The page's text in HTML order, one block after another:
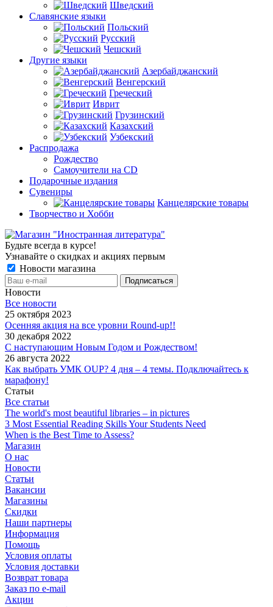
Шведский
Славянские языки
Польский
Русский
Чешский
Другие языки
Азербайджанский
Венгерский
Греческий
Иврит
Грузинский
Казахский
Узбекский
Распродажа
Рождество
Самоучители на CD
Подарочные издания
Сувениры
Канцелярские товары
Творчество и Хобби
Будьте всегда в курсе!
Узнавайте о скидках и акциях первым
Новости магазина
Новости
Все новости
25 октября 2023
Осенняя акция на все уровни Round-up!!
30 декабря 2022
С наступающим Новым Годом и Рождеством!
26 августа 2022
Как выбрать УМК OUP? 4 дня – 4 темы. Подключайтесь к
марафону!
Статьи
Все статьи
The world's most beautiful libraries – in pictures
3 Most Essential Reading Skills Your Students Need
When is the Best Time to Assess?
Магазин
О нас
Новости
Статьи
Вакансии
Магазины
Скидки
Наши партнеры
Информация
Помощь
Условия оплаты
Условия доставки
Возврат товара
Заказ по e-mail
Акции